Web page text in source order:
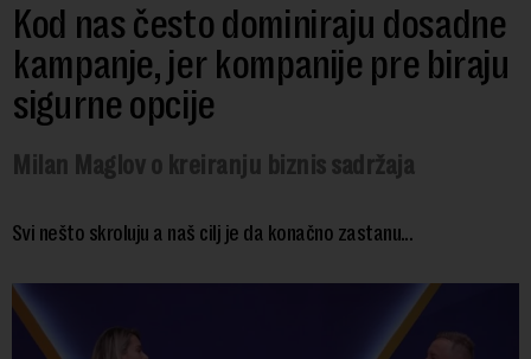
Kod nas često dominiraju dosadne
kampanje, jer kompanije pre biraju
sigurne opcije
Milan Maglov o kreiranju biznis sadržaja
Svi nešto skroluju a naš cilj je da konačno zastanu...